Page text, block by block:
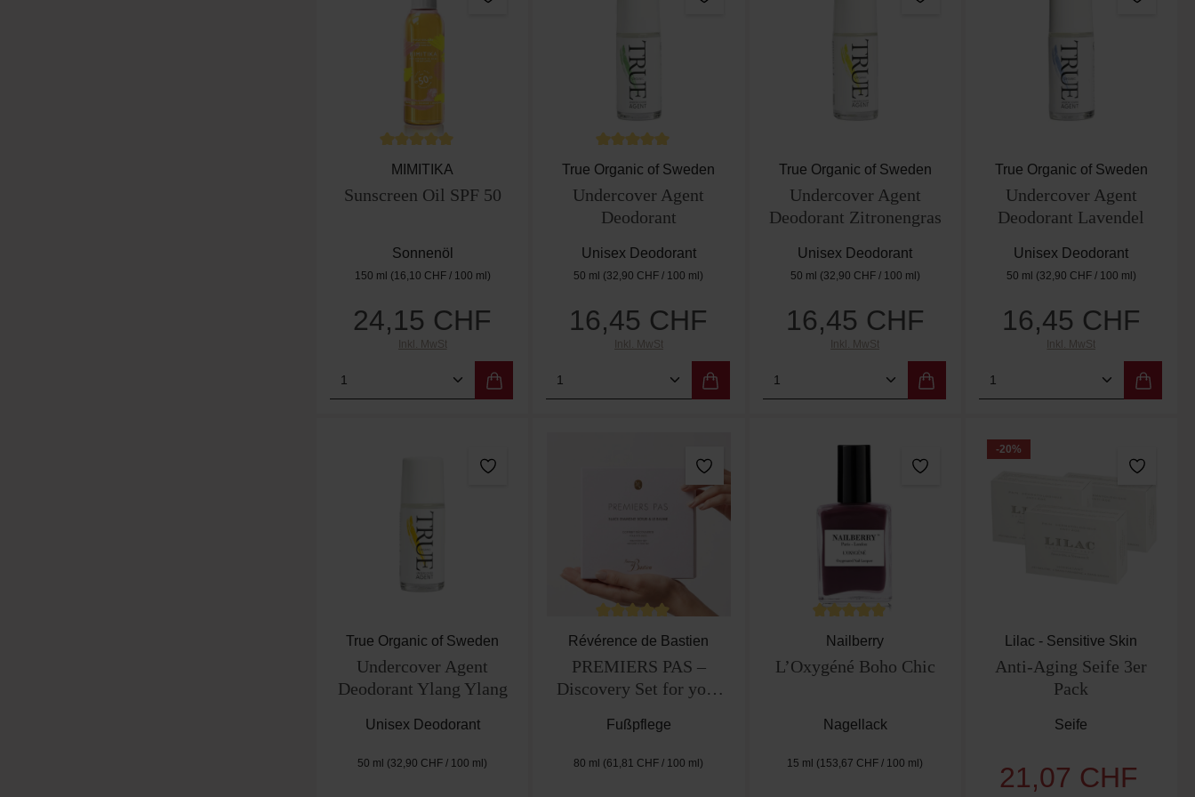
Durchschnittliche Bewertung von 5 von 5 Sternen
MIMITIKA
Sunscreen Oil SPF 50
Sonnenöl
150 ml (16,10 CHF / 100 ml)
Regulärer Preis:
24,15 CHF
Inkl. MwSt
Produkt Anzahl: Gib den gewünschten Wert ein oder benutze die Schaltflächen um die
Durchschnittliche Bewertung von 5 von 5 Sternen
True Organic of Sweden
Undercover Agent
Deodorant
Unisex Deodorant
50 ml (32,90 CHF / 100 ml)
Regulärer Preis:
16,45 CHF
Inkl. MwSt
Produkt Anzahl: Gib den gewünschten Wert ein oder benutze die
True Organic of Sweden
Undercover Agent
Deodorant Zitronengras
Unisex Deodorant
50 ml (32,90 CHF / 100 ml)
Regulärer Preis:
16,45 CHF
Inkl. MwSt
Produkt Anzahl: Gib den gewünschten Wert
True Organic of Sweden
Undercover Agent
Deodorant Lavendel
Unisex Deodorant
50 ml (32,90 CHF / 100 ml)
Regulärer Preis:
16,45 CHF
Inkl. MwSt
Produkt Anzahl: Gib
True Organic of Sweden
Undercover Agent
Deodorant Ylang Ylang
Unisex Deodorant
50 ml (32,90 CHF / 100 ml)
Durchschnittliche Bewertung von 5 von 5 Sternen
Révérence de Bastien
PREMIERS PAS –
Discovery Set for your
Fußpflege
80 ml (61,81 CHF / 100 ml)
Durchschnittliche Bewertung von 5 von 5 Sternen
Nailberry
L’Oxygéné Boho Chic
Nagellack
15 ml (153,67 CHF / 100 ml)
-20%
Lilac - Sensitive Skin
Anti-Aging Seife 3er
Pack
Seife
Verkaufspreis:
21,07 CHF